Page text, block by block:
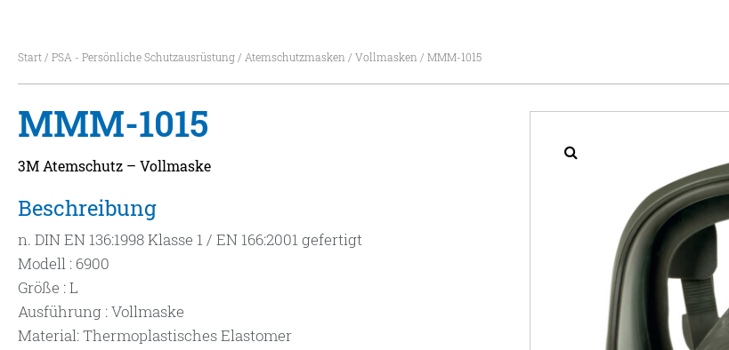
Start / PSA - Persönliche Schutzausrüstung / Atemschutzmasken / Vollmasken / MMM-1015
MMM-1015
3M Atemschutz – Vollmaske
Beschreibung
n. DIN EN 136:1998 Klasse 1 / EN 166:2001 gefertigt
Modell : 6900
Größe : L
Ausführung : Vollmaske
Material: Thermoplastisches Elastomer